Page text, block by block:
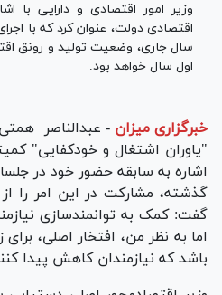
وزیر امور اقتصادی و دارایی با
اقتصادی دولت، عنوان کرد که با
سال جاری، وضعیت تولید و رونق
اول سال خواهد بود.
خبرگزاری میزان - عبدالناصر
"یاوران اشتغال و خودکفایی"
اشاره به سابقه حضور خود در
گذشته، مشارکت در این امر را
گفت: کمک به توانمندسازی
اما به نظر من، افتخار اصلی،
باشد که نیازمندان کاهش پیدا